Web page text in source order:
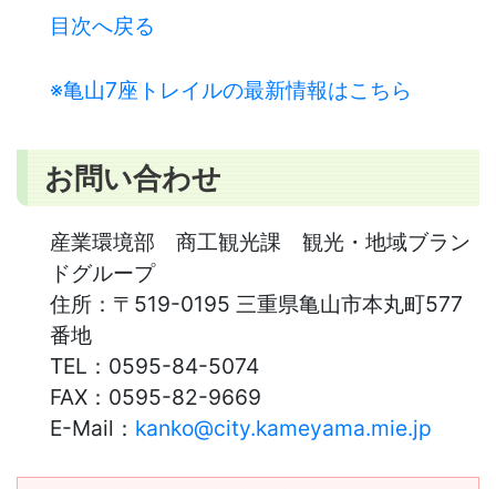
目次へ戻る
※亀山7座トレイルの最新情報はこちら
お問い合わせ
産業環境部 商工観光課 観光・地域ブラン
ドグループ
住所： 〒519-0195 三重県亀山市本丸町577
番地
TEL： 0595-84-5074
FAX： 0595-82-9669
E-Mail： kanko@city.kameyama.mie.jp